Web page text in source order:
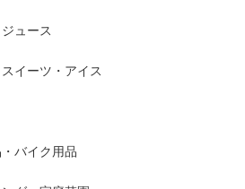
ュース
イーツ・アイス
バイク用品